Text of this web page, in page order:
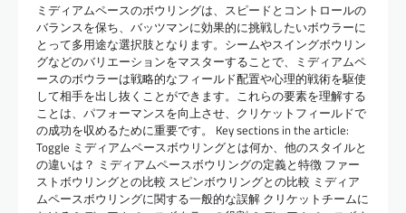
ミディアムペースのボウリングは、スピードとコントロールの
バランスを保ち、バッツマンに効果的に挑戦したいボウラーに
とって多用途な選択肢となります。シームやスイングボウリン
グなどのバリエーションをマスターすることで、ミディアムペ
ースのボウラーは戦略的なフィールド配置や心理的戦術を駆使
して相手を出し抜くことができます。これらの要素を理解する
ことは、パフォーマンスを向上させ、クリケットフィールドで
の成功を収めるために重要です。 Key sections in the article:
Toggle ミディアムペースボウリングとは何か、他のスタイルと
の違いは？ ミディアムペースボウリングの定義と特徴 ファー
ストボウリングとの比較 スピンボウリングとの比較 ミディア
ムペースボウリングに関する一般的な誤解 クリケットチームに